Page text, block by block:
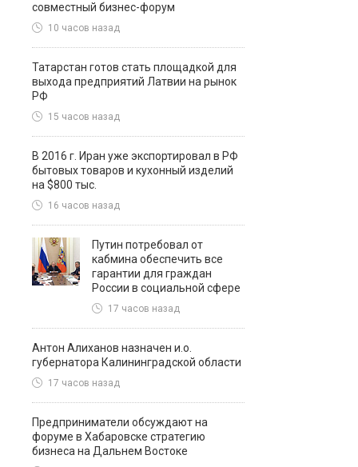
совместный бизнес-форум
10 часов назад
Татарстан готов стать площадкой для
выхода предприятий Латвии на рынок
РФ
15 часов назад
В 2016 г. Иран уже экспортировал в РФ
бытовых товаров и кухонный изделий
на $800 тыс.
16 часов назад
Путин потребовал от
кабмина обеспечить все
гарантии для граждан
России в социальной сфере
17 часов назад
Антон Алиханов назначен и.о.
губернатора Калининградской области
17 часов назад
Предприниматели обсуждают на
форуме в Хабаровске стратегию
бизнеса на Дальнем Востоке